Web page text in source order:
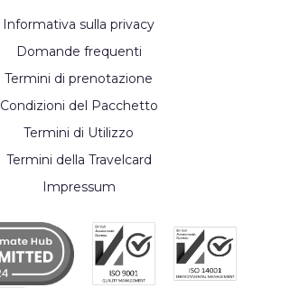
Informativa sulla privacy
Domande frequenti
Termini di prenotazione
Condizioni del Pacchetto
Termini di Utilizzo
Termini della Travelcard
Impressum